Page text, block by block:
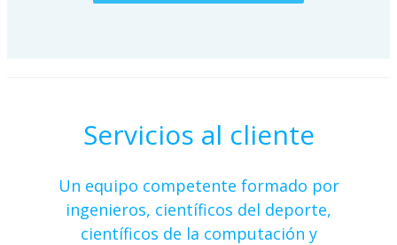
Servicios al cliente
Un equipo competente formado por
ingenieros, científicos del deporte,
científicos de la computación y